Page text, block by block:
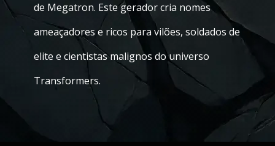
de Megatron. Este gerador cria nomes
ameaçadores e ricos para vilões, soldados de
elite e cientistas malignos do universo
Transformers.